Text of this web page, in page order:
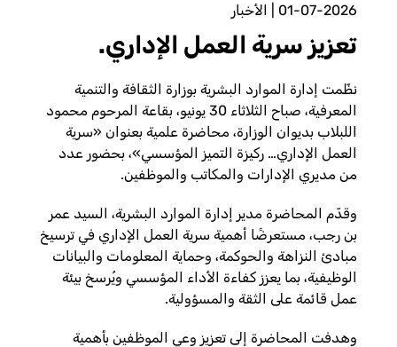
01-07-2026 الأخبار
تعزيز سرية العمل الإداري.
نظّمت إدارة الموارد البشرية بوزارة الثقافة والتنمية
المعرفية، صباح الثلاثاء 30 يونيو، بقاعة المرحوم محمود
اللبلاب بديوان الوزارة، محاضرة علمية بعنوان «سرية
العمل الإداري… ركيزة التميز المؤسسي»، بحضور عدد
من مديري الإدارات والمكاتب والموظفين.
وقدّم المحاضرة مدير إدارة الموارد البشرية، السيد عمر
بن رجب، مستعرضًا أهمية سرية العمل الإداري في ترسيخ
مبادئ النزاهة والحوكمة، وحماية المعلومات والبيانات
الوظيفية، بما يعزز كفاءة الأداء المؤسسي ويُرسخ بيئة
عمل قائمة على الثقة والمسؤولية.
وهدفت المحاضرة إلى تعزيز وعي الموظفين بأهمية